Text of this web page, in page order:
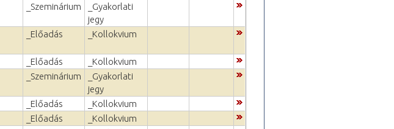
_Szeminárium
_Gyakorlati
jegy
_Előadás _Kollokvium
_Előadás
_Kollokvium
_Szeminárium
_Gyakorlati
jegy
_Előadás
_Kollokvium
_Előadás
_Kollokvium